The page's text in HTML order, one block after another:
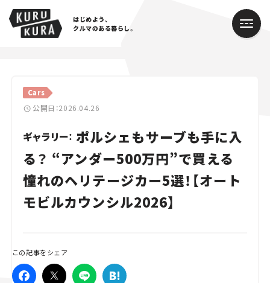
はじめよう、
クルマのある暮らし。
Cars
公開日：2026.04.26
ギャラリー： ポルシェもサーブも手に入
る？ “アンダー500万円”で買える
憧れのヘリテージカー5選！【オート
モビルカウンシル2026】
この記事をシェア
Cars
Lifestyle
Traffic
Special
Campaign
人気のハッシュタグ